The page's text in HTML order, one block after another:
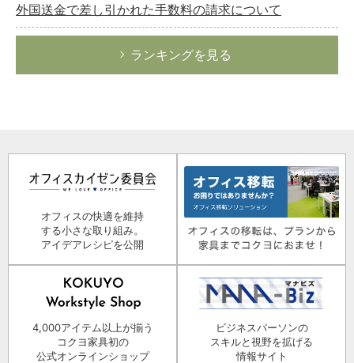
外国送金で差し引かれた手数料の請求について
ランキングを見る
オフィスの快適を維持
する小さな取り組み。
アイデアレシピを公開
4,000アイテム以上が揃う
コクヨ家具初の
公式オンラインショップ
ビジネスパーソンの
スキルと視野を拡げる
情報サイト